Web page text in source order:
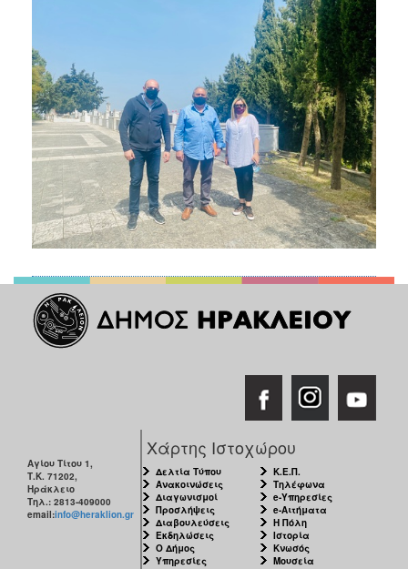
Αγίου Τίτου 1,
Τ.Κ. 71202,
Ηράκλειο
Τηλ.: 2813-409000
email:info@heraklion.gr
Χάρτης Ιστοχώρου
Δελτία Τύπου
Ανακοινώσεις
Διαγωνισμοί
Προσλήψεις
Διαβουλεύσεις
Εκδηλώσεις
Ο Δήμος
Υπηρεσίες
Κ.Ε.Π.
Τηλέφωνα
e-Υπηρεσίες
e-Αιτήματα
Η Πόλη
Ιστορία
Κνωσός
Μουσεία